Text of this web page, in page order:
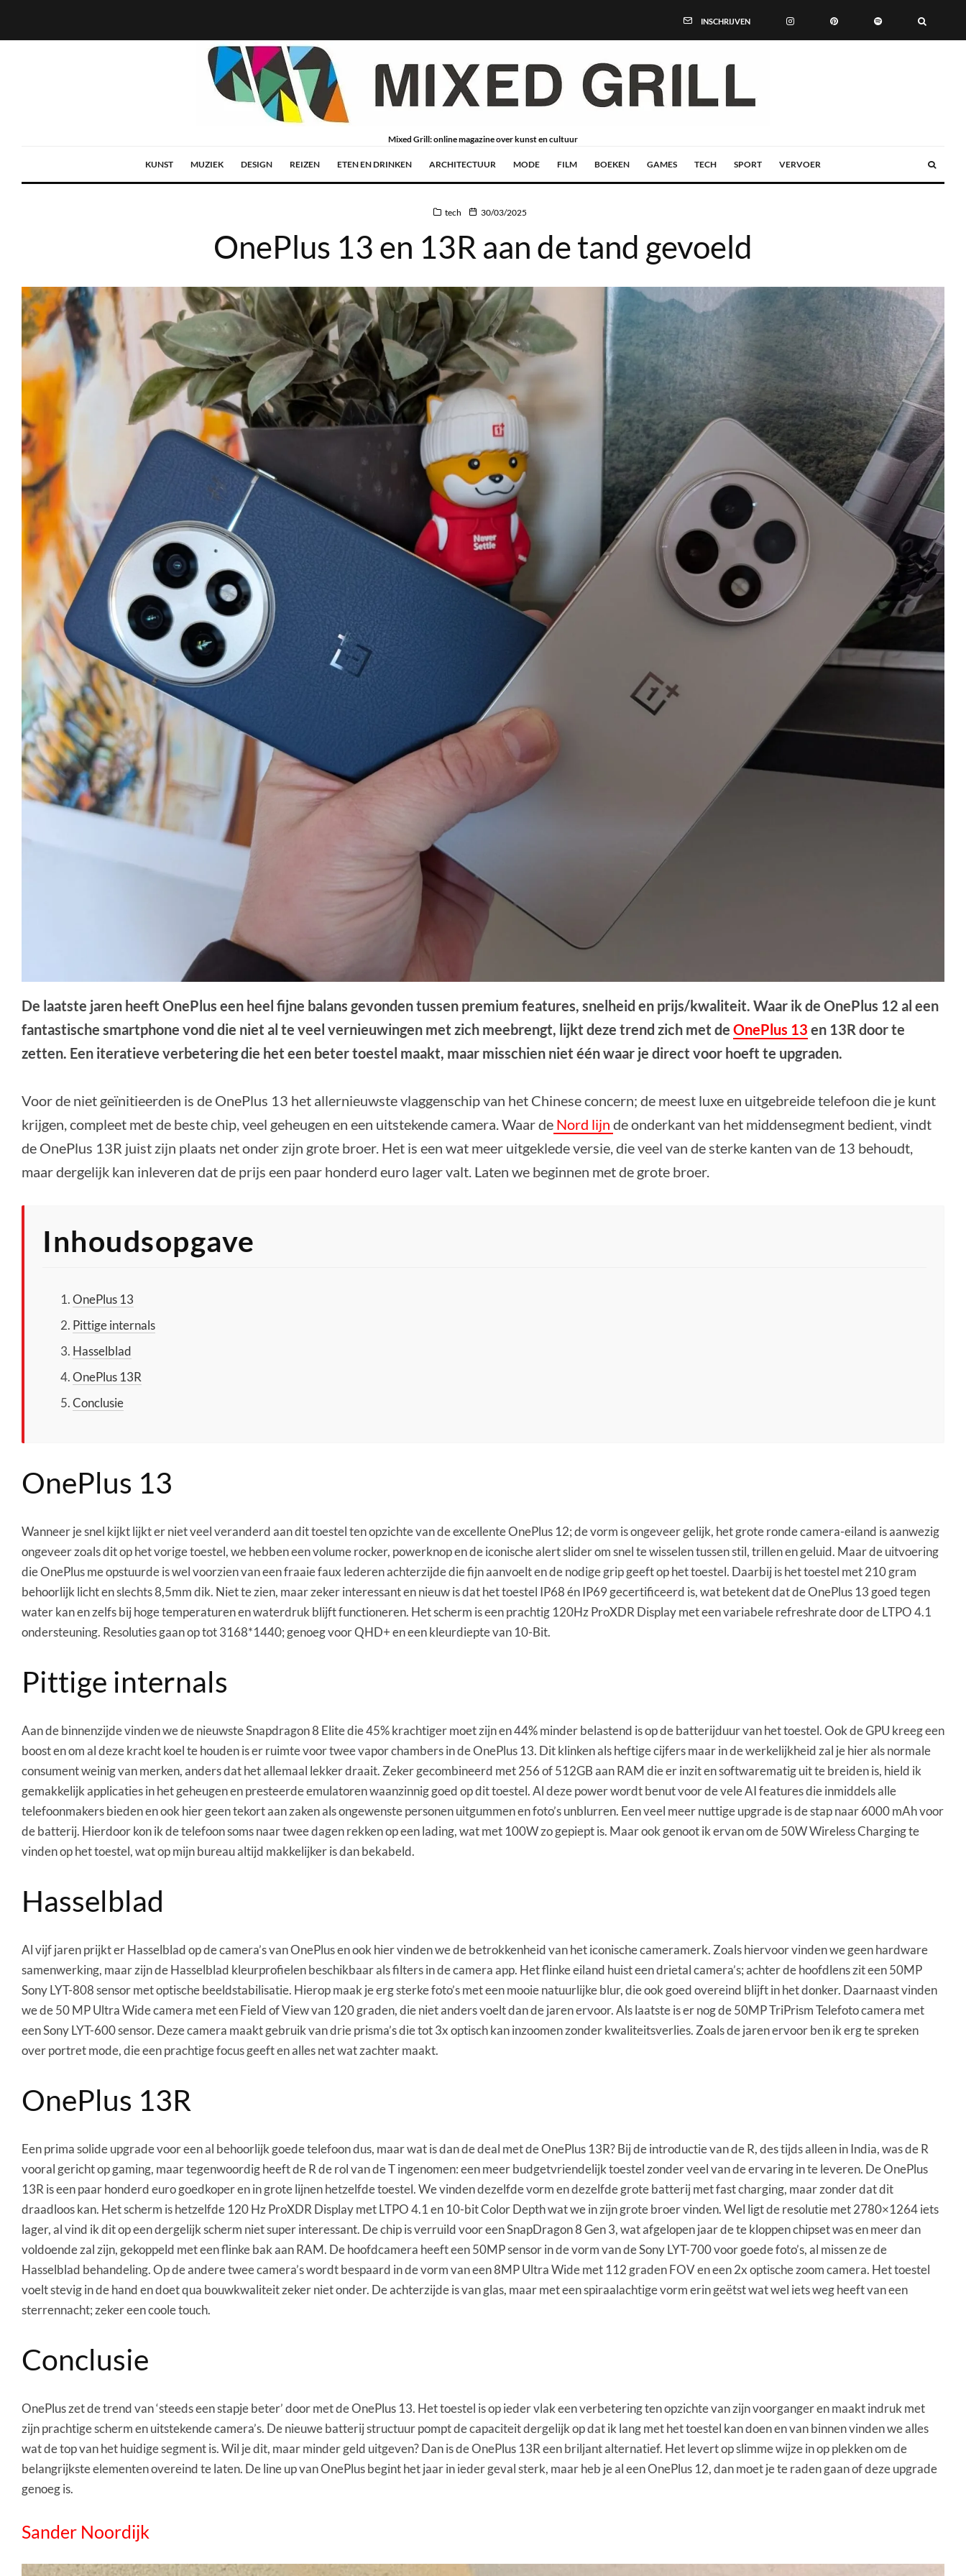
INSCHRIJVEN
Mixed Grill: online magazine over kunst en cultuur
KUNST MUZIEK DESIGN REIZEN ETEN EN DRINKEN ARCHITECTUUR MODE FILM BOEKEN GAMES TECH SPORT VERVOER
tech 30/03/2025
OnePlus 13 en 13R aan de tand gevoeld
De laatste jaren heeft OnePlus een heel fijne balans gevonden tussen premium features, snelheid en prijs/kwaliteit. Waar ik de OnePlus 12 al een
fantastische smartphone vond die niet al te veel vernieuwingen met zich meebrengt, lijkt deze trend zich met de OnePlus 13 en 13R door te
zetten. Een iteratieve verbetering die het een beter toestel maakt, maar misschien niet één waar je direct voor hoeft te upgraden.
Voor de niet geïnitieerden is de OnePlus 13 het allernieuwste vlaggenschip van het Chinese concern; de meest luxe en uitgebreide telefoon die je kunt
krijgen, compleet met de beste chip, veel geheugen en een uitstekende camera. Waar de Nord lijn de onderkant van het middensegment bedient, vindt
de OnePlus 13R juist zijn plaats net onder zijn grote broer. Het is een wat meer uitgeklede versie, die veel van de sterke kanten van de 13 behoudt,
maar dergelijk kan inleveren dat de prijs een paar honderd euro lager valt. Laten we beginnen met de grote broer.
Inhoudsopgave
OnePlus 13
Pittige internals
Hasselblad
OnePlus 13R
Conclusie
OnePlus 13
Wanneer je snel kijkt lijkt er niet veel veranderd aan dit toestel ten opzichte van de excellente OnePlus 12; de vorm is ongeveer gelijk, het grote ronde camera-eiland is aanwezig
ongeveer zoals dit op het vorige toestel, we hebben een volume rocker, powerknop en de iconische alert slider om snel te wisselen tussen stil, trillen en geluid. Maar de uitvoering
die OnePlus me opstuurde is wel voorzien van een fraaie faux lederen achterzijde die fijn aanvoelt en de nodige grip geeft op het toestel. Daarbij is het toestel met 210 gram
behoorlijk licht en slechts 8,5mm dik. Niet te zien, maar zeker interessant en nieuw is dat het toestel IP68 én IP69 gecertificeerd is, wat betekent dat de OnePlus 13 goed tegen
water kan en zelfs bij hoge temperaturen en waterdruk blijft functioneren. Het scherm is een prachtig 120Hz ProXDR Display met een variabele refreshrate door de LTPO 4.1
ondersteuning. Resoluties gaan op tot 3168*1440; genoeg voor QHD+ en een kleurdiepte van 10-Bit.
Pittige internals
Aan de binnenzijde vinden we de nieuwste Snapdragon 8 Elite die 45% krachtiger moet zijn en 44% minder belastend is op de batterijduur van het toestel. Ook de GPU kreeg een
boost en om al deze kracht koel te houden is er ruimte voor twee vapor chambers in de OnePlus 13. Dit klinken als heftige cijfers maar in de werkelijkheid zal je hier als normale
consument weinig van merken, anders dat het allemaal lekker draait. Zeker gecombineerd met 256 of 512GB aan RAM die er inzit en softwarematig uit te breiden is, hield ik
gemakkelijk applicaties in het geheugen en presteerde emulatoren waanzinnig goed op dit toestel. Al deze power wordt benut voor de vele AI features die inmiddels alle
telefoonmakers bieden en ook hier geen tekort aan zaken als ongewenste personen uitgummen en foto’s unblurren. Een veel meer nuttige upgrade is de stap naar 6000 mAh voor
de batterij. Hierdoor kon ik de telefoon soms naar twee dagen rekken op een lading, wat met 100W zo gepiept is. Maar ook genoot ik ervan om de 50W Wireless Charging te
vinden op het toestel, wat op mijn bureau altijd makkelijker is dan bekabeld.
Hasselblad
Al vijf jaren prijkt er Hasselblad op de camera’s van OnePlus en ook hier vinden we de betrokkenheid van het iconische cameramerk. Zoals hiervoor vinden we geen hardware
samenwerking, maar zijn de Hasselblad kleurprofielen beschikbaar als filters in de camera app. Het flinke eiland huist een drietal camera’s; achter de hoofdlens zit een 50MP
Sony LYT-808 sensor met optische beeldstabilisatie. Hierop maak je erg sterke foto’s met een mooie natuurlijke blur, die ook goed overeind blijft in het donker. Daarnaast vinden
we de 50 MP Ultra Wide camera met een Field of View van 120 graden, die niet anders voelt dan de jaren ervoor. Als laatste is er nog de 50MP TriPrism Telefoto camera met
een Sony LYT-600 sensor. Deze camera maakt gebruik van drie prisma’s die tot 3x optisch kan inzoomen zonder kwaliteitsverlies. Zoals de jaren ervoor ben ik erg te spreken
over portret mode, die een prachtige focus geeft en alles net wat zachter maakt.
OnePlus 13R
Een prima solide upgrade voor een al behoorlijk goede telefoon dus, maar wat is dan de deal met de OnePlus 13R? Bij de introductie van de R, des tijds alleen in India, was de R
vooral gericht op gaming, maar tegenwoordig heeft de R de rol van de T ingenomen: een meer budgetvriendelijk toestel zonder veel van de ervaring in te leveren. De OnePlus
13R is een paar honderd euro goedkoper en in grote lijnen hetzelfde toestel. We vinden dezelfde vorm en dezelfde grote batterij met fast charging, maar zonder dat dit
draadloos kan. Het scherm is hetzelfde 120 Hz ProXDR Display met LTPO 4.1 en 10-bit Color Depth wat we in zijn grote broer vinden. Wel ligt de resolutie met 2780×1264 iets
lager, al vind ik dit op een dergelijk scherm niet super interessant. De chip is verruild voor een SnapDragon 8 Gen 3, wat afgelopen jaar de te kloppen chipset was en meer dan
voldoende zal zijn, gekoppeld met een flinke bak aan RAM. De hoofdcamera heeft een 50MP sensor in de vorm van de Sony LYT-700 voor goede foto’s, al missen ze de
Hasselblad behandeling. Op de andere twee camera’s wordt bespaard in de vorm van een 8MP Ultra Wide met 112 graden FOV en een 2x optische zoom camera. Het toestel
voelt stevig in de hand en doet qua bouwkwaliteit zeker niet onder. De achterzijde is van glas, maar met een spiraalachtige vorm erin geëtst wat wel iets weg heeft van een
sterrennacht; zeker een coole touch.
Conclusie
OnePlus zet de trend van ‘steeds een stapje beter’ door met de OnePlus 13. Het toestel is op ieder vlak een verbetering ten opzichte van zijn voorganger en maakt indruk met
zijn prachtige scherm en uitstekende camera’s. De nieuwe batterij structuur pompt de capaciteit dergelijk op dat ik lang met het toestel kan doen en van binnen vinden we alles
wat de top van het huidige segment is. Wil je dit, maar minder geld uitgeven? Dan is de OnePlus 13R een briljant alternatief. Het levert op slimme wijze in op plekken om de
belangrijkste elementen overeind te laten. De line up van OnePlus begint het jaar in ieder geval sterk, maar heb je al een OnePlus 12, dan moet je te raden gaan of deze upgrade
genoeg is.
Sander Noordijk